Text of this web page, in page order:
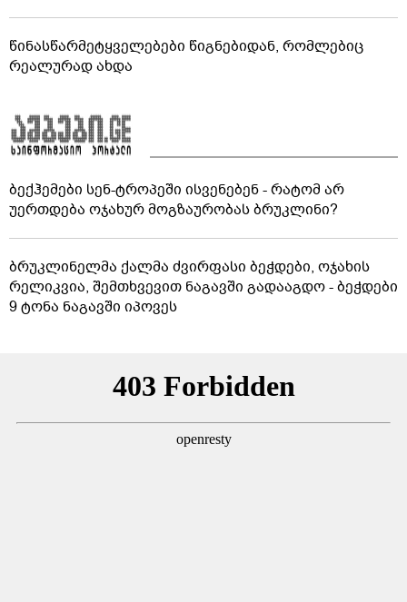
წინასწარმეტყველებები წიგნებიდან, რომლებიც
რეალურად ახდა
ბექჰემები სენ-ტროპეში ისვენებენ - რატომ არ
უერთდება ოჯახურ მოგზაურობას ბრუკლინი?
ბრუკლინელმა ქალმა ძვირფასი ბეჭდები, ოჯახის
რელიკვია, შემთხვევით ნაგავში გადააგდო - ბეჭდები
9 ტონა ნაგავში იპოვეს